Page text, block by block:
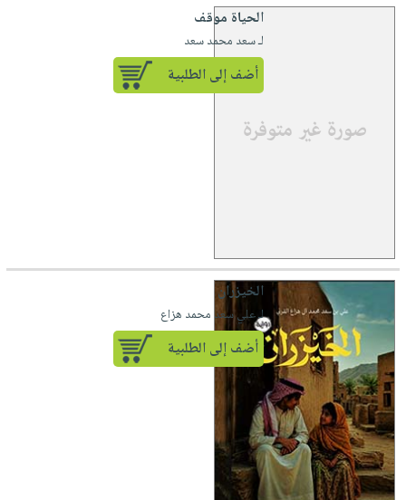
الحياة موقف
لـ سعد محمد سعد
أضف إلى الطلبية
الخيزران
لـ علي سعد محمد هزاع
أضف إلى الطلبية